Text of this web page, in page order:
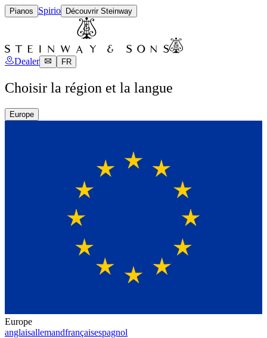
Pianos Spirio Découvrir Steinway
Dealer FR
Choisir la région et la langue
Europe
Europe
anglaisallemandfrançaisespagnol